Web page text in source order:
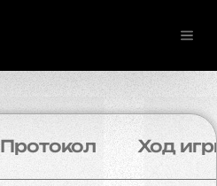
Протокол Ход